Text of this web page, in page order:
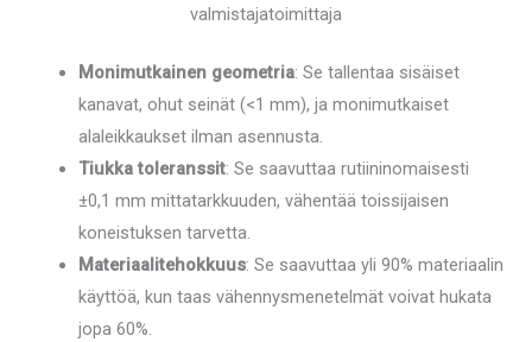
valmistajatoimittaja
Monimutkainen geometria: Se tallentaa sisäiset
kanavat, ohut seinät (<1 mm), ja monimutkaiset
alaleikkaukset ilman asennusta.
Tiukka toleranssit: Se saavuttaa rutiininomaisesti
±0,1 mm mittatarkkuuden, vähentää toissijaisen
koneistuksen tarvetta.
Materiaalitehokkuus: Se saavuttaa yli 90% materiaalin
käyttöä, kun taas vähennysmenetelmät voivat hukata
jopa 60%.